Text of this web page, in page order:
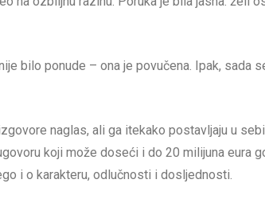
bilo ponude – ona je povučena. Ipak, sada
naglas, ali ga itekako postavljaju u
koji može doseći i do 20 milijuna eura
i o karakteru, odlučnosti i dosljednosti.